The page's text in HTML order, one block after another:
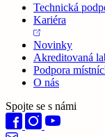
Technická
Kariéra
Novinky
Akreditovaná
Podpora
O nás
Spojte se s námi